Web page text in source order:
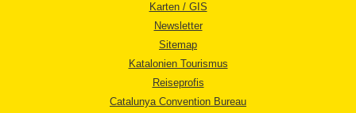
Karten / GIS
Newsletter
Sitemap
Katalonien Tourismus
Reiseprofis
Catalunya Convention Bureau